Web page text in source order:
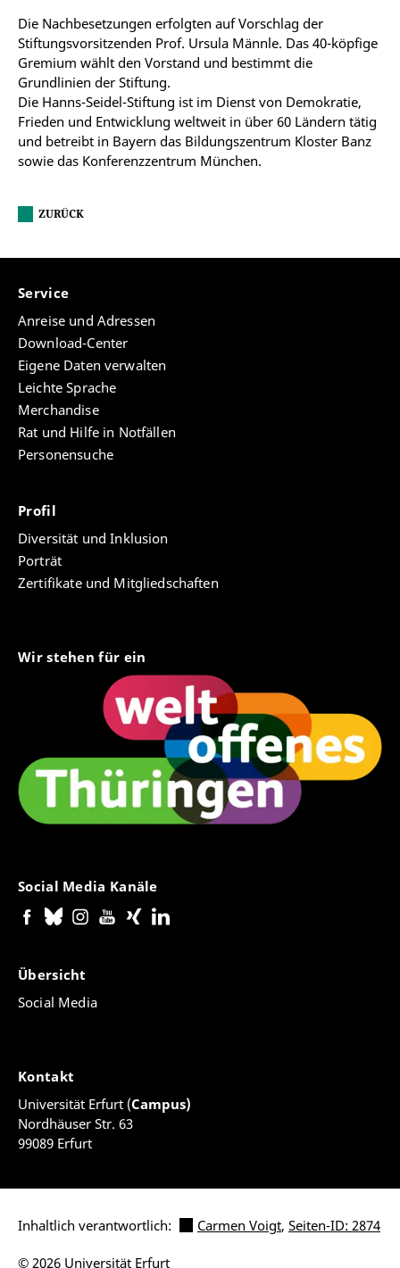
Die Nachbesetzungen erfolgten auf Vorschlag der
Stiftungsvorsitzenden Prof. Ursula Männle. Das 40-köpfige
Gremium wählt den Vorstand und bestimmt die
Grundlinien der Stiftung.
Die Hanns-Seidel-Stiftung ist im Dienst von Demokratie,
Frieden und Entwicklung weltweit in über 60 Ländern tätig
und betreibt in Bayern das Bildungszentrum Kloster Banz
sowie das Konferenzzentrum München.
ZURÜCK
Service
Anreise und Adressen
Download-Center
Eigene Daten verwalten
Leichte Sprache
Merchandise
Rat und Hilfe in Notfällen
Personensuche
Profil
Diversität und Inklusion
Porträt
Zertifikate und Mitgliedschaften
Wir stehen für ein
Social Media Kanäle
Übersicht
Social Media
Kontakt
Universität Erfurt (Campus)
Nordhäuser Str. 63
99089 Erfurt
Inhaltlich verantwortlich: Carmen Voigt, Seiten-ID: 2874
© 2026 Universität Erfurt